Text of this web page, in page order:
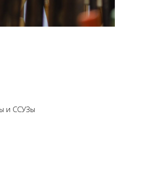
и ССУЗы